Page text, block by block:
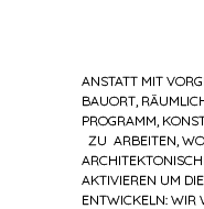
ANSTATT MIT
BAUORT,
PROGRAMM,
ZU ARBEITEN,
AKTIVIEREN UM
ENTWICKELN: WIR